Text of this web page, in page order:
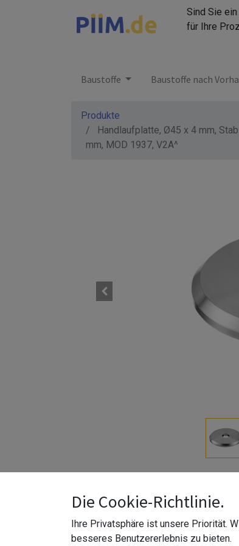
Sind Sie
für Ihre
Baustoffe
Baustoffe nach
Produkte
Handlaufplatte, Ø45 x 4 mm,
mm, MOD 1937, V2A^
Q-line | zur Wandbefestigung | zum
Wandbefestigung.
Z-Material:Edelstahl 304 (V2A)
Die Cookie-Richtlinie.
Ihre Privatsphäre ist unsere Priorität.
besseres Benutzererlebnis zu bieten.